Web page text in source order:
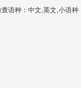
语种：中文,英文,小语种